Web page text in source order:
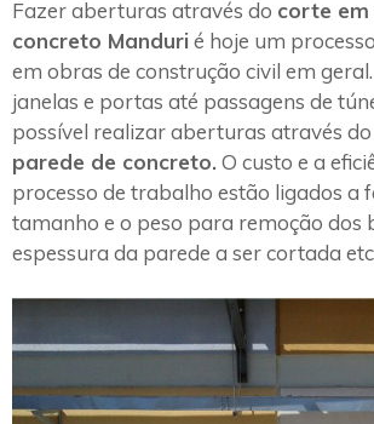
Fazer aberturas através do corte
concreto Manduri é hoje um
em obras de construção civil em
janelas e portas até passagens de
possível realizar aberturas através do
parede de concreto. O custo e a
processo de trabalho estão ligados a
tamanho e o peso para remoção dos
espessura da parede a ser cortada